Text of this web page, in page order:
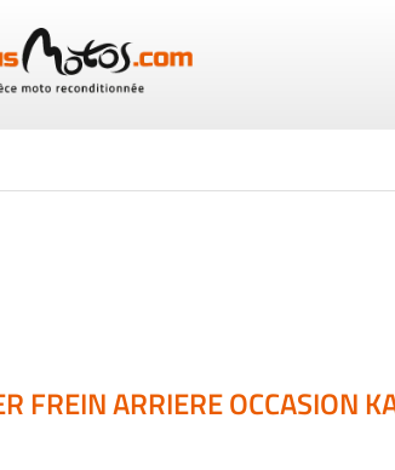
FREIN ARRIERE OCCASION